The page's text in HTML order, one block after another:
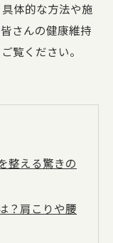
体的な方法や施
さんの健康維持
覧ください。
整える驚きの
？肩こりや腰